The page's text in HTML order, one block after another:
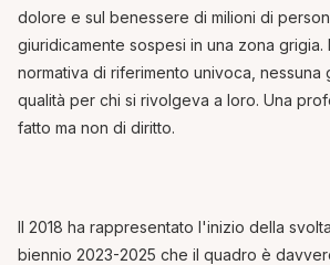
dolore e sul benessere di milioni di
giuridicamente sospesi in una zona grigia.
normativa di riferimento univoca, nessuna
qualità per chi si rivolgeva a loro. Una
fatto ma non di diritto.
Il 2018 ha rappresentato l'inizio della
biennio 2023-2025 che il quadro è